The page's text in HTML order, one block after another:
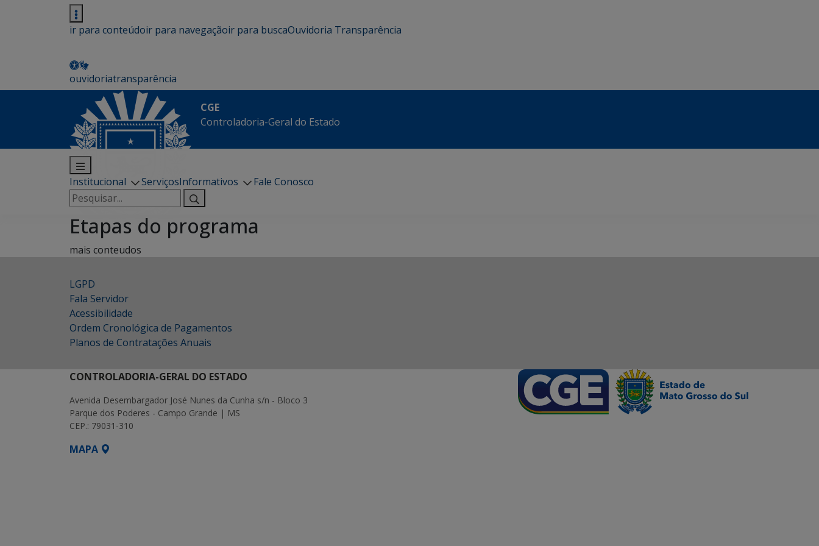
ir para conteúdoir para navegaçãoir para buscaOuvidoria Transparência
ouvidoriatransparência
CGE
Controladoria-Geral do Estado
Institucional ServiçosInformativos
Fale Conosco
Pesquisar
por:
Etapas do programa
mais conteudos
LGPD
Fala Servidor
Acessibilidade
Ordem Cronológica de Pagamentos
Planos de Contratações Anuais
CONTROLADORIA-GERAL DO ESTADO
Avenida Desembargador José Nunes da Cunha s/n - Bloco 3
Parque dos Poderes - Campo Grande | MS
CEP.: 79031-310
MAPA